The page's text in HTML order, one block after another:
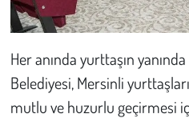
Her anında yurttaşın
Belediyesi, Mersinli
mutlu ve huzurlu geçirmesi
Son Dakika
Eğlence